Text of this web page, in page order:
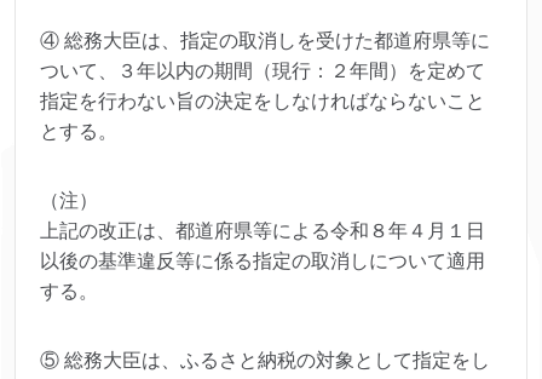
④ 総務大臣は、指定の取消しを受けた都道府県等に
ついて、３年以内の期間（現行：２年間）を定めて
指定を行わない旨の決定をしなければならないこと
とする。
（注）
上記の改正は、都道府県等による令和８年４月１日
以後の基準違反等に係る指定の取消しについて適用
する。
⑤ 総務大臣は、ふるさと納税の対象として指定をし